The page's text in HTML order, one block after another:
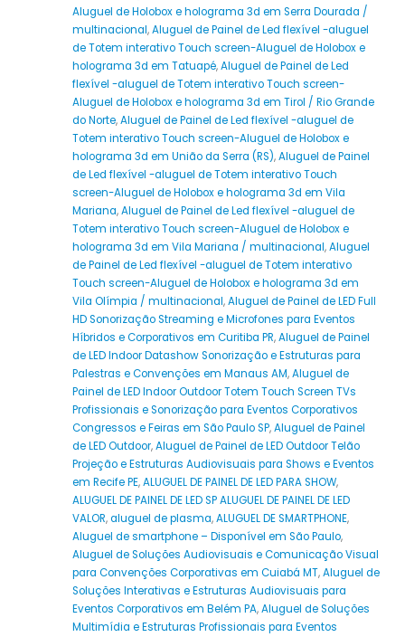
Aluguel de Holobox e holograma 3d em Serra Dourada /
multinacional,Aluguel de Painel de Led flexível -aluguel
de Totem interativo Touch screen-Aluguel de Holobox e
holograma 3d em Tatuapé,Aluguel de Painel de Led
flexível -aluguel de Totem interativo Touch screen-
Aluguel de Holobox e holograma 3d em Tirol / Rio Grande
do Norte,Aluguel de Painel de Led flexível -aluguel de
Totem interativo Touch screen-Aluguel de Holobox e
holograma 3d em União da Serra (RS),Aluguel de Painel
de Led flexível -aluguel de Totem interativo Touch
screen-Aluguel de Holobox e holograma 3d em Vila
Mariana,Aluguel de Painel de Led flexível -aluguel de
Totem interativo Touch screen-Aluguel de Holobox e
holograma 3d em Vila Mariana / multinacional,Aluguel
de Painel de Led flexível -aluguel de Totem interativo
Touch screen-Aluguel de Holobox e holograma 3d em
Vila Olímpia / multinacional,Aluguel de Painel de LED Full
HD Sonorização Streaming e Microfones para Eventos
Híbridos e Corporativos em Curitiba PR,Aluguel de Painel
de LED Indoor Datashow Sonorização e Estruturas para
Palestras e Convenções em Manaus AM,Aluguel de
Painel de LED Indoor Outdoor Totem Touch Screen TVs
Profissionais e Sonorização para Eventos Corporativos
Congressos e Feiras em São Paulo SP,Aluguel de Painel
de LED Outdoor,Aluguel de Painel de LED Outdoor Telão
Projeção e Estruturas Audiovisuais para Shows e Eventos
em Recife PE,ALUGUEL DE PAINEL DE LED PARA SHOW,
ALUGUEL DE PAINEL DE LED SP ALUGUEL DE PAINEL DE LED
VALOR,aluguel de plasma,ALUGUEL DE SMARTPHONE,
Aluguel de smartphone – Disponível em São Paulo,
Aluguel de Soluções Audiovisuais e Comunicação Visual
para Convenções Corporativas em Cuiabá MT,Aluguel de
Soluções Interativas e Estruturas Audiovisuais para
Eventos Corporativos em Belém PA,Aluguel de Soluções
Multimídia e Estruturas Profissionais para Eventos